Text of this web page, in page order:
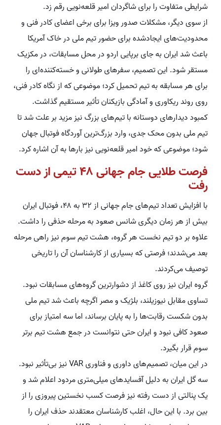
شرایطی متفاوت را برای شاگردان امیر قلعه‌نویی رقم زد.
از سوی دیگر، مشکلات صدور ویزا برای برخی اعضای کادر فنی و
محدودیت‌های ایجادشده برای حضور تیم ملی در خاک آمریکا
باعث شد ایران به جای برپایی اردو در محل مسابقات، در مکزیک
مستقر شود. این تصمیم، سفرهای طولانی و خسته‌کننده‌ای را
برای هر مسابقه به تیم تحمیل کرد؛ موضوعی که از نگاه کادر فنی،
روی روند ریکاوری و آمادگی بازیکنان تأثیر مستقیم گذاشت.
کمبود دیدارهای دوستانه با تیم‌های بزرگ نیز مزید بر علت شد تا
تیم ملی بدون محک جدی، وارد بزرگ‌ترین آوردگاه فوتبال جهان
شود؛ موضوعی که خود امیر قلعه‌نویی نیز بارها به آن اشاره کرد.
فرصت طلایی جام جهانی ۴۸ تیمی از دست
رفت
با افزایش تعداد تیم‌های جام جهانی از ۳۲ به ۴۸، فوتبال ایران
بیش از هر زمان دیگری شانس صعود به مرحله حذفی را داشت.
علاوه بر دو تیم نخست هر گروه، هشت تیم سوم نیز راهی مرحله
بعد می‌شدند؛ فرصتی که بسیاری از کارشناسان آن را تاریخی
توصیف می‌کردند.
گروه ایران نیز روی کاغذ از دشوارترین گروه‌های مسابقات نبود.
تساوی مقابل نیوزیلند، بلژیک و مصر اگرچه باعث شد تیم ملی
بدون شکست رقابت‌ها را به پایان برساند، اما سه امتیاز برای
صعود کافی نبود و ایران حتی نتوانست در جمع هشت تیم برتر
سوم قرار بگیرد.
در این میان، تصمیم‌های داوری و فناوری VAR نیز بی‌تأثیر نبود.
سه گل ایران به دلیل آفسایدهای میلی‌متری مردود اعلام شد و
یک پنالتی از دست رفته نیز فرصت کسب نخستین پیروزی را از
بین برد. با این حال، اغلب کارشناسان معتقدند حذف ایران را